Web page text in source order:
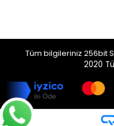
Tüm bilgileriniz 256bit
2020